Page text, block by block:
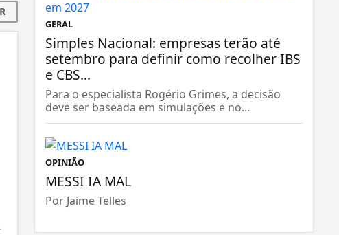
GERAL
Simples Nacional: empresas terão até
setembro para definir como recolher IBS
e CBS...
Para o especialista Rogério Grimes, a decisão
deve ser baseada em simulações e no...
OPINIÃO
MESSI IA MAL
Por Jaime Telles